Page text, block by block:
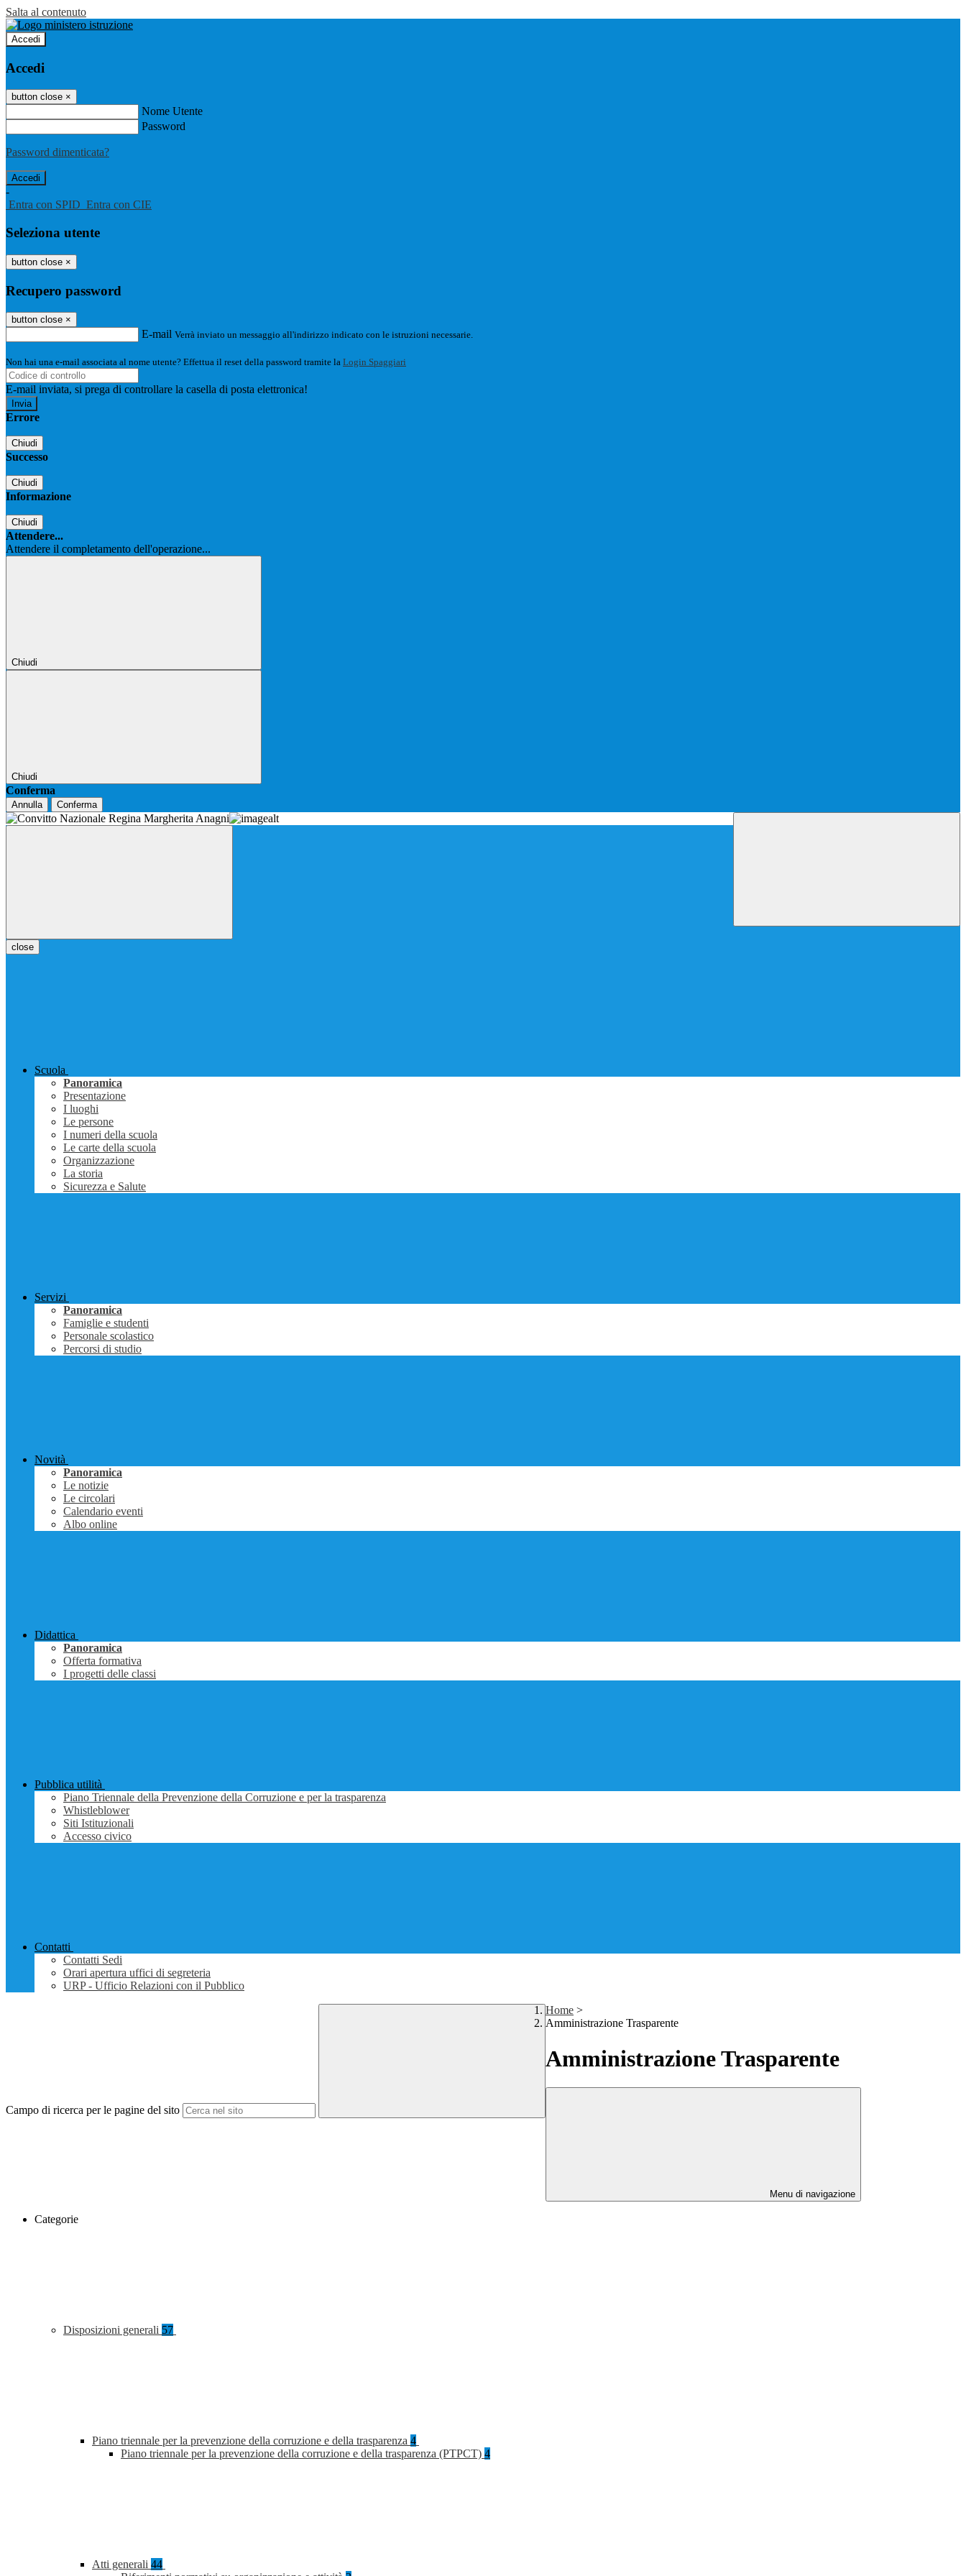
Salta al contenuto
Accedi
Accedi
button close ×
Nome Utente
Password
Password dimenticata?
-
Entra con SPID Entra con CIE
Seleziona utente
button close ×
Recupero password
button close ×
E-mail Verrà inviato un messaggio all'indirizzo indicato con le istruzioni necessarie.
Non hai una e-mail associata al nome utente? Effettua il reset della password tramite la Login Spaggiari
E-mail inviata, si prega di controllare la casella di posta elettronica!
Errore
Chiudi
Successo
Chiudi
Informazione
Chiudi
Attendere...
Attendere il completamento dell'operazione...
Chiudi
Chiudi
Conferma
Annulla Conferma
close
Scuola
Panoramica
Presentazione
I luoghi
Le persone
I numeri della scuola
Le carte della scuola
Organizzazione
La storia
Sicurezza e Salute
Servizi
Panoramica
Famiglie e studenti
Personale scolastico
Percorsi di studio
Novità
Panoramica
Le notizie
Le circolari
Calendario eventi
Albo online
Didattica
Panoramica
Offerta formativa
I progetti delle classi
Pubblica utilità
Piano Triennale della Prevenzione della Corruzione e per la trasparenza
Whistleblower
Siti Istituzionali
Accesso civico
Contatti
Contatti Sedi
Orari apertura uffici di segreteria
URP - Ufficio Relazioni con il Pubblico
Campo di ricerca per le pagine del sito
Home >
Amministrazione Trasparente
Amministrazione Trasparente
Menu di navigazione
Categorie
Disposizioni generali 57
Piano triennale per la prevenzione della corruzione e della trasparenza 4
Piano triennale per la prevenzione della corruzione e della trasparenza (PTPCT) 4
Atti generali 44